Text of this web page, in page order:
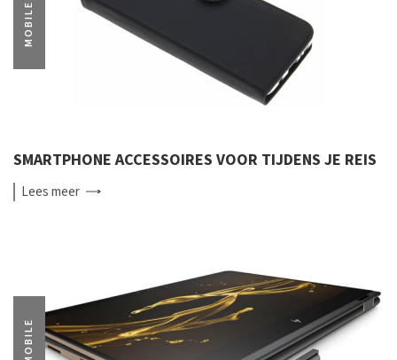
MOBILE
SMARTPHONE ACCESSOIRES VOOR TIJDENS JE REIS
Leesmeer
MOBILE